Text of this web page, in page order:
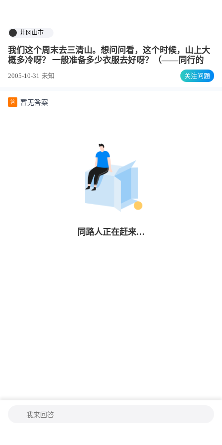
井冈山市
我们这个周末去三清山。想问问看，这个时候，山上大
概多冷呀？ 一般准备多少衣服去好呀？（——同行的
2005-10-31 未知 关注问题
答 暂无答案
同路人正在赶来…